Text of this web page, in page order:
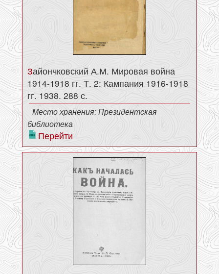
Зайончковский А.М. Мировая война
1914-1918 гг. Т. 2: Кампания 1916-1918
гг. 1938. 288 с.
Место хранения: Президентская
библиотека
Перейти